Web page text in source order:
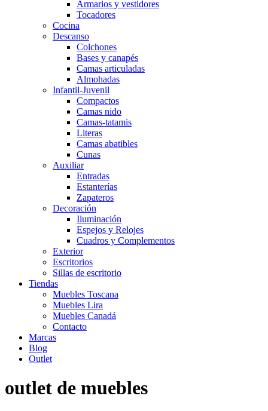
Armarios y vestidores
Tocadores
Cocina
Descanso
Colchones
Bases y canapés
Camas articuladas
Almohadas
Infantil-Juvenil
Compactos
Camas nido
Camas-tatamis
Literas
Camas abatibles
Cunas
Auxiliar
Entradas
Estanterías
Zapateros
Decoración
Iluminación
Espejos y Relojes
Cuadros y Complementos
Exterior
Escritorios
Sillas de escritorio
Tiendas
Muebles Toscana
Muebles Lira
Muebles Canadá
Contacto
Marcas
Blog
Outlet
outlet de muebles